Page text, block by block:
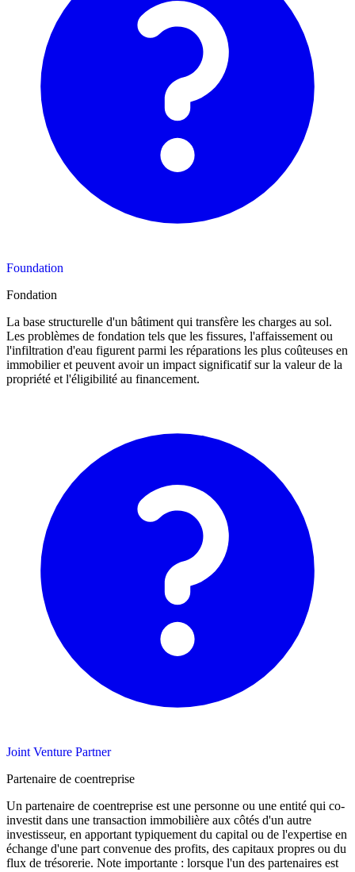
Foundation
Fondation
La base structurelle d'un bâtiment qui transfère les charges au sol.
Les problèmes de fondation tels que les fissures, l'affaissement ou
l'infiltration d'eau figurent parmi les réparations les plus coûteuses en
immobilier et peuvent avoir un impact significatif sur la valeur de la
propriété et l'éligibilité au financement.
Joint Venture Partner
Partenaire de coentreprise
Un partenaire de coentreprise est une personne ou une entité qui co-
investit dans une transaction immobilière aux côtés d'un autre
investisseur, en apportant typiquement du capital ou de l'expertise en
échange d'une part convenue des profits, des capitaux propres ou du
flux de trésorerie. Note importante : lorsque l'un des partenaires est